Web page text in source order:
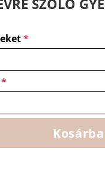
SZÓLÓ
*
*